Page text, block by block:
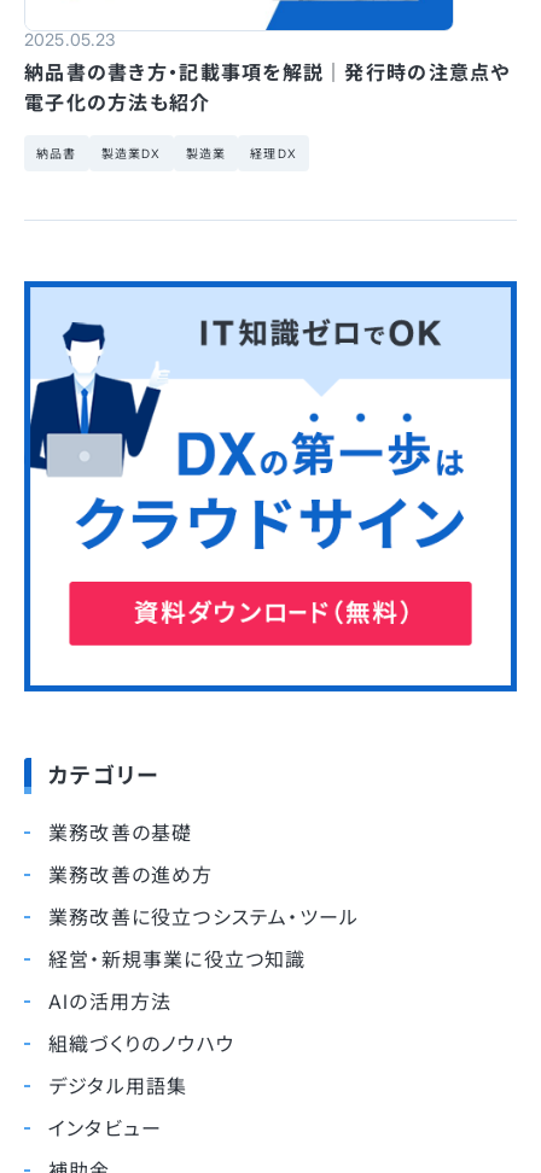
2025.05.23
納品書の書き方・記載事項を解説｜発行時の注意点や
電子化の方法も紹介
納品書 製造業DX 製造業 経理DX
カテゴリー
業務改善の基礎
業務改善の進め方
業務改善に役立つシステム・ツール
経営・新規事業に役立つ知識
AIの活用方法
組織づくりのノウハウ
デジタル用語集
インタビュー